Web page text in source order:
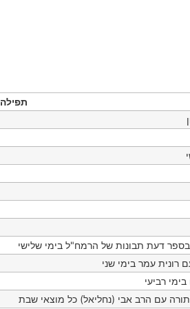
תפילה
דעת תבונות של הרמח"ל בימי שלישי
רונית עמר בימי שני
רביעי
עם הרב אבי (נחליאל) כל מוצאי שבת